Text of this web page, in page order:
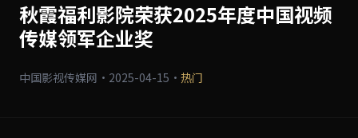
秋霞福利影院荣获2025年度中国视频
传媒领军企业奖
中国影视传媒网 · 2025-04-15 · 热门